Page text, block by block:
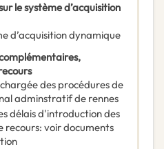
le système d’acquisition
d’acquisition dynamique
des procédures de
adminstratif de rennes
délais d'introduction des
recours: voir documents